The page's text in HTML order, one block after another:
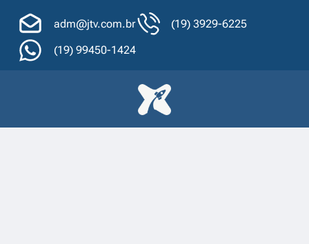
adm@jtv.com.br
(19) 3929-6225
(19) 99450-1424